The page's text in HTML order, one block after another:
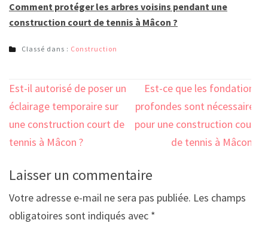
Comment protéger les arbres voisins pendant une
construction court de tennis à Mâcon ?
Classé dans : Construction
Navigation
de
l’article
Est-il autorisé de poser un
éclairage temporaire sur
une construction court de
tennis à Mâcon ?
Est-ce que les fondations
profondes sont nécessaires
pour une construction court
de tennis à Mâcon ?
Laisser un commentaire
Votre adresse e-mail ne sera pas publiée. Les champs
obligatoires sont indiqués avec *